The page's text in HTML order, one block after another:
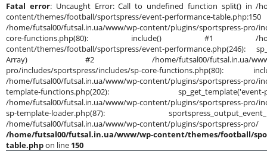
Fatal error: Uncaught Error: Call to undefined function split() in /
content/themes/football/sportspress/event-performance-
/home/futsal00/futsal.in.ua/www/wp-content/plugins/sportspress-pro/
core-functions.php(80): include() #1 /home/
content/themes/football/sportspress/event-performance.php(246):
Array) #2 /home/futsal00/futsal.in.ua/www/wp-
pro/includes/sportspress/includes/sp-core-functions.php(80):
/home/futsal00/futsal.in.ua/www/wp-content/plugins/sportspress-pro/
template-functions.php(202):
/home/futsal00/futsal.in.ua/www/wp-content/plugins/sportspress-pro/
sp-template-loader.php(87):
/home/futsal00/futsal.in.ua/www/wp-content/
/home/futsal00/futsal.in.ua/www/wp-content/themes/football/
table.phpon line 150